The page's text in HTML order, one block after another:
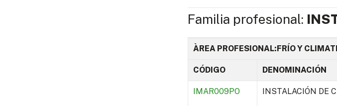
Familia profesional:
ÀREA PROFESIONAL:FRÍO Y
CÓDIGO DENOMINACIÓN
IMAR009PO INSTALACIÓN DE